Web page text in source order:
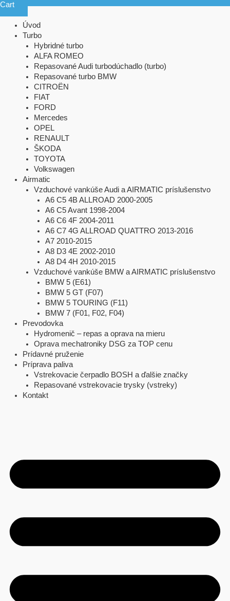
Cart
Úvod
Turbo
Hybridné turbo
ALFA ROMEO
Repasované Audi turbodúchadlo (turbo)
Repasované turbo BMW
CITROËN
FIAT
FORD
Mercedes
OPEL
RENAULT
ŠKODA
TOYOTA
Volkswagen
Airmatic
Vzduchové vankúše Audi a AIRMATIC príslušenstvo
A6 C5 4B ALLROAD 2000-2005
A6 C5 Avant 1998-2004
A6 C6 4F 2004-2011
A6 C7 4G ALLROAD QUATTRO 2013-2016
A7 2010-2015
A8 D3 4E 2002-2010
A8 D4 4H 2010-2015
Vzduchové vankúše BMW a AIRMATIC príslušenstvo
BMW 5 (E61)
BMW 5 GT (F07)
BMW 5 TOURING (F11)
BMW 7 (F01, F02, F04)
Prevodovka
Hydromenič – repas a oprava na mieru
Oprava mechatroniky DSG za TOP cenu
Prídavné pruženie
Príprava paliva
Vstrekovacie čerpadlo BOSH a ďalšie značky
Repasované vstrekovacie trysky (vstreky)
Kontakt